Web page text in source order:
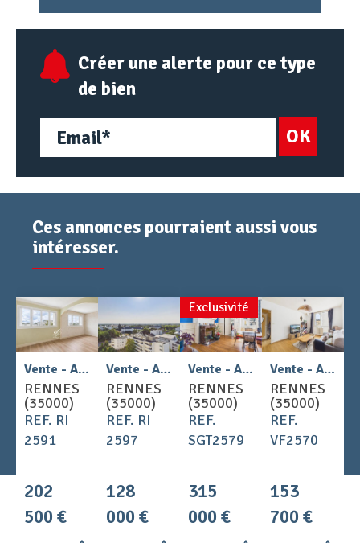
email
URL
Créer une alerte pour ce type
de bien
OK
Ces annonces pourraient aussi vous
intéresser.
Vente - Appartement 4 pièces 65 m 2
RENNES
(35000)
REF. RI
2591
202
500 €
Vente - Appartement 2 pièces 43 m 2
RENNES
(35000)
REF. RI
2597
128
000 €
Exclusivité
Vente - Appartement 4 pièces 66 m
RENNES
(35000)
REF.
SGT2579
315
000 €
Vente - Appartement 2 pièces 39 m
RENNES
(35000)
REF.
VF2570
153
700 €